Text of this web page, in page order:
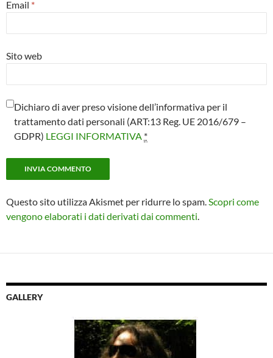
Email *
Sito web
Dichiaro di aver preso visione dell’informativa per il
trattamento dati personali (ART:13 Reg. UE 2016/679 –
GDPR) LEGGI INFORMATIVA *
Questo sito utilizza Akismet per ridurre lo spam. Scopri come
vengono elaborati i dati derivati dai commenti
GALLERY